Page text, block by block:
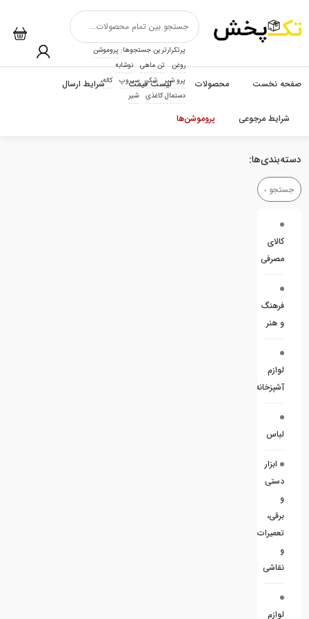
پرتکرارترین جستجوها: پروموشن
روغن
تن ماهی
نوشابه
پرو شیر
شکر سیروپ
کاله
دستمال کاغذی
شیر
صفحه نخست محصولات لیست قیمت شرایط ارسال
شرایط مرجوعی پروموشن‌ها
دسته‌بندی‌ها:
کالای
مصرفی
فرهنگ
و هنر
لوازم
آشپزخانه
لباس
ابزار
دستی
و
برقی،
تعمیرات
و
نقاشی
لوازم